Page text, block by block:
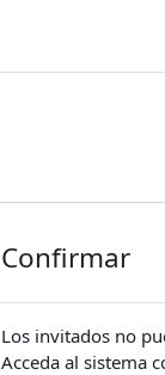
Confirmar
Los invitados no
Acceda al sistema